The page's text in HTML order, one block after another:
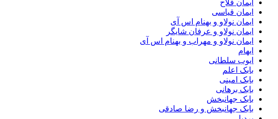
ایمان فلاح
ایمان قیاسی
ایمان نولاو و بهنام اس آی
ایمان نولاو و عرفان شایگر
ایمان نولاو و مهراب و بهنام اس آی
ایهام
ایوب سلطانی
بابک اعلم
بابک امینی
بابک برهانی
بابک جهانبخش
بابک جهانبخش و رضا صادقی